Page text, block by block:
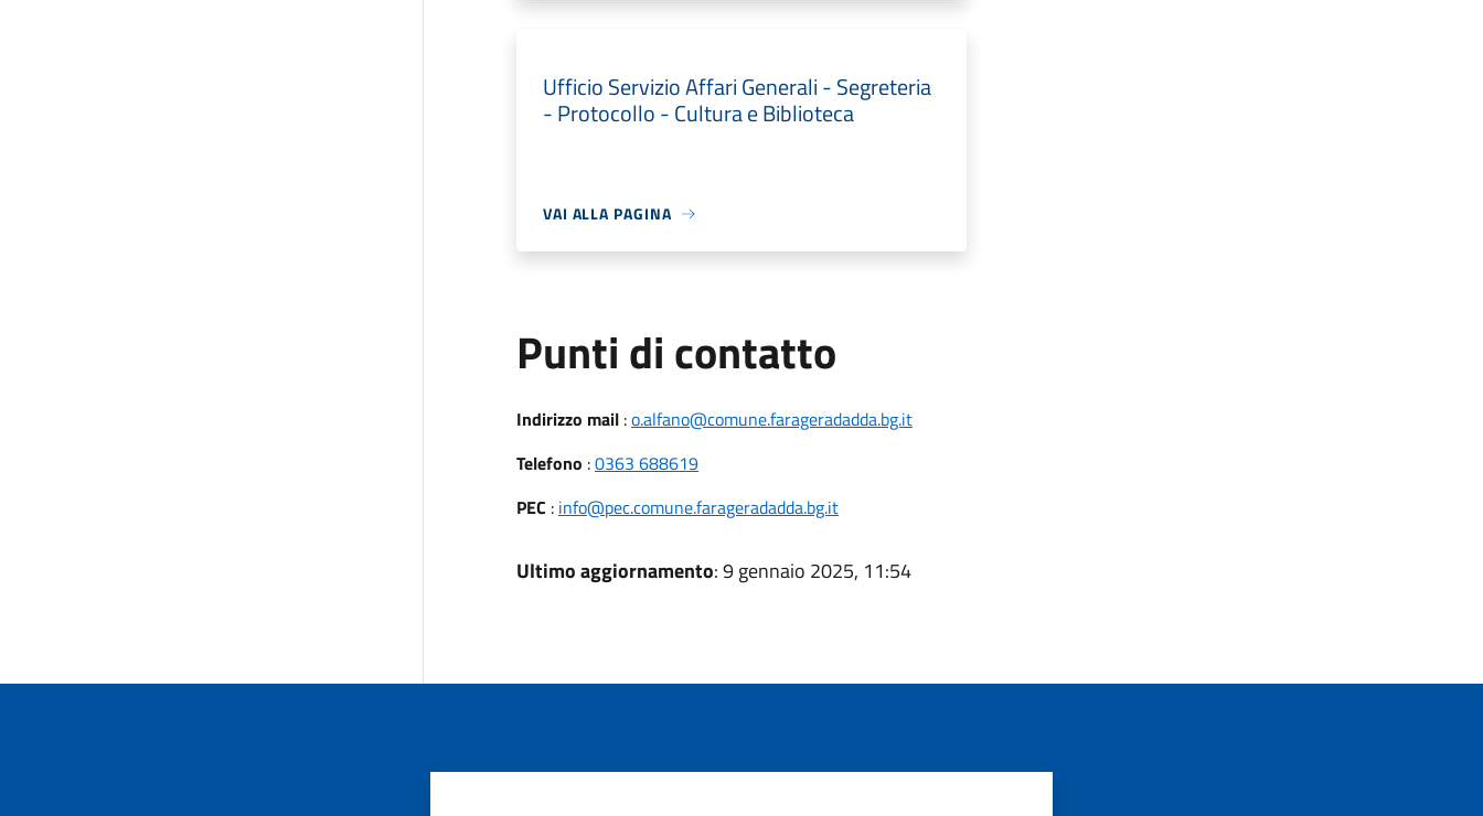
Ufficio Servizio Affari Generali - Segreteria
- Protocollo - Cultura e Biblioteca
VAI ALLA PAGINA
Punti di contatto
Indirizzo mail:o.alfano@comune.farageradadda.bg.it
Telefono :0363 688619
PEC : info@pec.comune.farageradadda.bg.it
Ultimo aggiornamento: 9 gennaio 2025, 11:54